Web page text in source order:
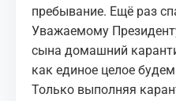
пребывание. Ещё раз
Уважаемому
сына домашний
как единое целое
Только выполняя